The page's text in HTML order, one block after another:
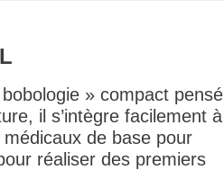
» compact pensé
il s’intègre facilement à
de base pour
réaliser des premiers